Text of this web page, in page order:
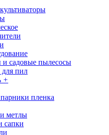
и садовые пылесосы
пил
+
пленка
метлы
сапки